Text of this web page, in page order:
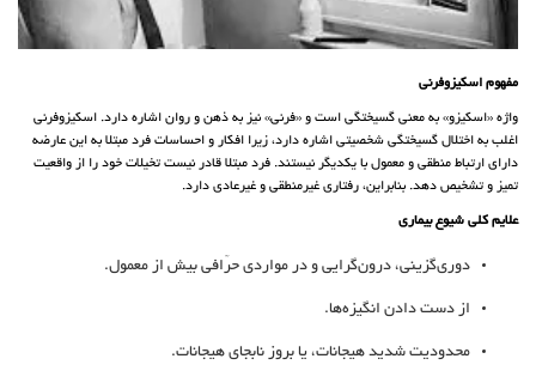
مفهوم اسکیزوفرنی
واژه‌ «اسکیزو» به ‌معنی‌ گسیختگی‌ است‌ و «فرنی‌» نیز به‌ ذهن‌ و روان‌ اشاره‌ دارد. اسکیزوفرنی‌
اغلب‌ به‌ اختلال‌ گسیختگی‌ شخصیتی‌ اشاره‌ دارد، زیرا افکار و احساسات‌ فرد مبتلا به‌ این‌ عارضه‌
دارای‌ ارتباط‌ منطقی‌ و معمول‌ با یکدیگر نیستند. فرد مبتلا قادر نیست‌ تخیلات‌ خود را از واقعیت‌
تمیز و تشخیص دهد. بنابراین‌، رفتاری‌ غیرمنطقی‌ و غیرعادی‌ دارد.
علایم‌ کلی شیوع‌ بیماری
دوری‌گزینی، درون‌گرایی‌ و در مواردی حرّافی بیش‌ از معمول.‌
از دست‌ دادن‌ انگیزه‌ها.
محدودیت‌ شدید هیجانات‌، یا بروز نابجای‌ هیجانات‌.